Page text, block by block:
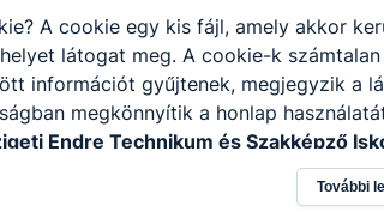
képes kisebb otthoni, irodai
feladatait elvégezni;
elvégzi az informatikai
telepítését és konﬁgurálását;
felhőszolgáltatásokat kezel.
A cookie egy kis fájl, amely akkor
látogat meg. A cookie-k
információt gyűjtenek, megjegyzik a
megkönnyítik a honlap
Endre Technikum és Szakképző
használja: információ gyűjtése
a honlapot -annak felmérésével, hogy
További